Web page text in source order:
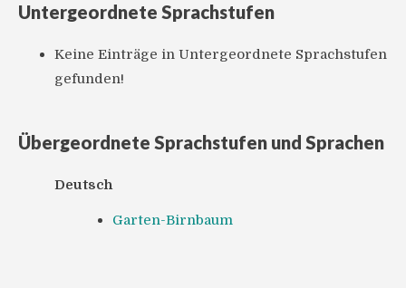
Untergeordnete Sprachstufen
Keine Einträge in Untergeordnete Sprachstufen
gefunden!
Übergeordnete Sprachstufen und Sprachen
Deutsch
Garten-Birnbaum